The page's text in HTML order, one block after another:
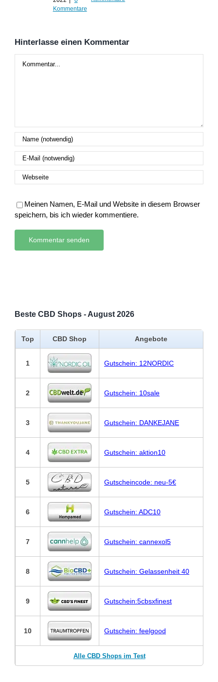
Kommentare
Hinterlasse einen Kommentar
Meinen Namen, E-Mail und Website in diesem Browser
speichern, bis ich wieder kommentiere.
Beste CBD Shops - August 2026
Top CBD Shop Angebote
1 Gutschein: 12NORDIC
2 Gutschein: 10sale
3 Gutschein: DANKEJANE
4 Gutschein: aktion10
5 Gutscheincode: neu-5€
6 Gutschein: ADC10
7 Gutschein: cannexol5
8 Gutschein: Gelassenheit 40
9 Gutschein:5cbsxfinest
10 Gutschein: feelgood
Alle CBD Shops im Test